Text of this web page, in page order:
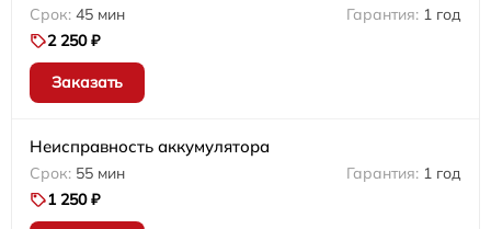
45 мин
1 год
2 250 ₽
Заказать
Неисправность аккумулятора
55 мин
1 год
1 250 ₽